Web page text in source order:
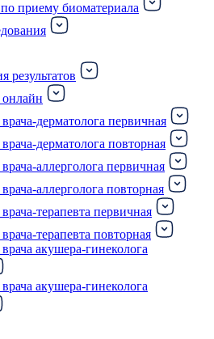
приему биоматериала
результатов
онлайн
дерматолога первичная
дерматолога повторная
аллерголога первичная
аллерголога повторная
терапевта первичная
терапевта повторная
акушера-гинеколога
акушера-гинеколога